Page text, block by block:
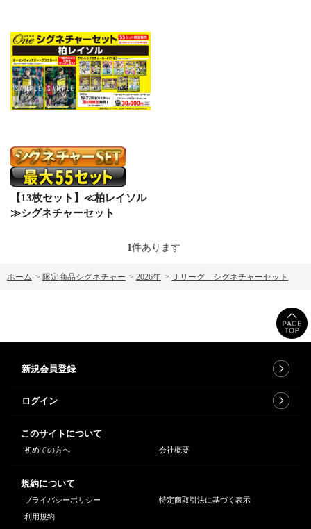
【13枚セット】≪柏レイソル
≫シグネチャーセット
1件あります
ホーム > 限定商品シグネチャー > 2026年 > Ｊリーグ シグネチャーセット
新規会員登録
ログイン
このサイトについて
初めての方へ 会社概要
規約について
プライバシーポリシー
特定商取引法に基づく表示
利用規約